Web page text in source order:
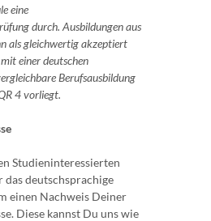
eine
durch. Ausbildungen aus
als gleichwertig akzeptiert
einer deutschen
Berufsausbildung
4 vorliegt.
Studieninteressierten
deutschsprachige
einen Nachweis Deiner
Diese kannst Du uns wie